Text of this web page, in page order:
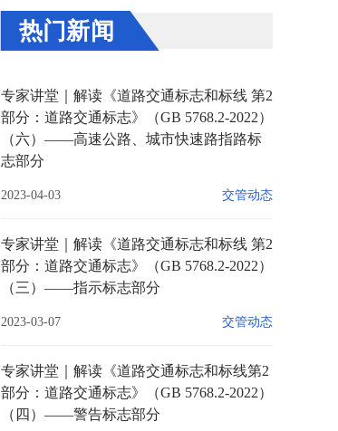
热门新闻
专家讲堂｜解读《道路交通标志和标线 第2
部分：道路交通标志》（GB 5768.2-2022）
（六）——高速公路、城市快速路指路标
志部分
2023-04-03 交管动态
专家讲堂｜解读《道路交通标志和标线 第2
部分：道路交通标志》（GB 5768.2-2022）
（三）——指示标志部分
2023-03-07 交管动态
专家讲堂｜解读《道路交通标志和标线第2
部分：道路交通标志》（GB 5768.2-2022）
（四）——警告标志部分